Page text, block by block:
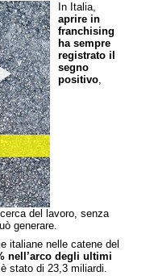
In Italia,
aprire in
franchising
ha sempre
registrato il
segno
positivo,
del lavoro, senza
generare.
italiane nelle catene del
nell’arco degli ultimi
stato di 23,3 miliardi.